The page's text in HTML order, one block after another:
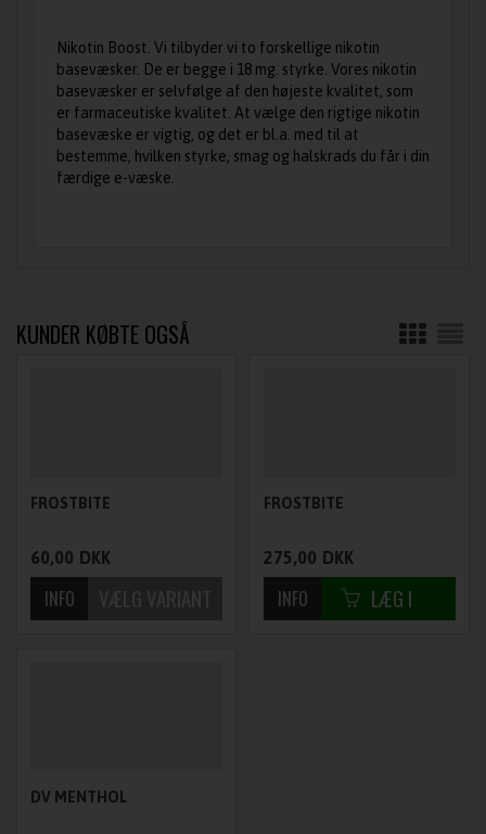
Nikotin Boost. Vi tilbyder vi to forskellige nikotin
basevæsker. De er begge i 18 mg. styrke. Vores nikotin
basevæsker er selvfølge af den højeste kvalitet, som
er farmaceutiske kvalitet. At vælge den rigtige nikotin
basevæske er vigtig, og det er bl.a. med til at
bestemme, hvilken styrke, smag og halskrads du får i din
færdige e-væske.
KUNDER KØBTE OGSÅ
FROSTBITE
60,00 DKK
FROSTBITE
275,00 DKK
DV MENTHOL